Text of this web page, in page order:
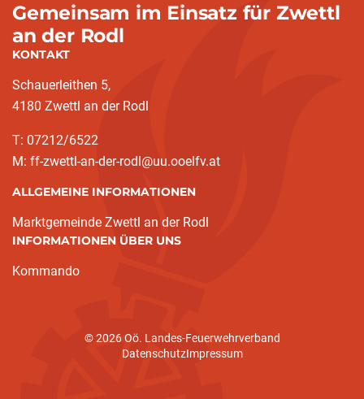
Gemeinsam im Einsatz für Zwettl
an der Rodl
KONTAKT
Schauerleithen 5,
4180 Zwettl an der Rodl
T: 07212/6522
M: ff-zwettl-an-der-rodl@uu.ooelfv.at
ALLGEMEINE INFORMATIONEN
Marktgemeinde Zwettl an der Rodl
INFORMATIONEN ÜBER UNS
Kommando
© 2026 Oö. Landes-Feuerwehrverband
Datenschutz(current)
Impressum